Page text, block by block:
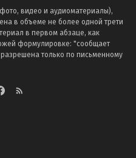
видео и аудиоматериалы),
в объеме не более одной трети
в первом абзаце, как
формулировке: "сообщает
только по письменному